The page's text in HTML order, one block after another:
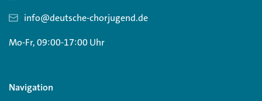
info@deutsche-chorjugend.de
Mo-Fr, 09:00-17:00 Uhr
Navigation